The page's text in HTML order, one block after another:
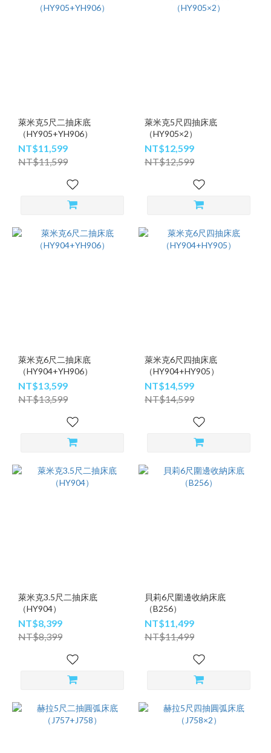
萊米克5尺二抽床底
（HY905+YH906）
NT$11,599
NT$11,599
萊米克5尺四抽床底
（HY905×2）
NT$12,599
NT$12,599
萊米克6尺二抽床底
（HY904+YH906）
NT$13,599
NT$13,599
萊米克6尺四抽床底
（HY904+HY905）
NT$14,599
NT$14,599
萊米克3.5尺二抽床底
（HY904）
NT$8,399
NT$8,399
貝莉6尺圍邊收納床底
（B256）
NT$11,499
NT$11,499